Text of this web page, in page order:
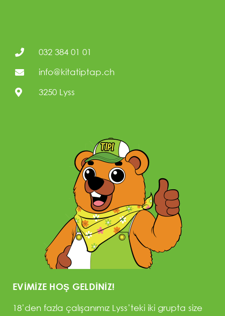
032 384 01 01
info@kitatiptap.ch
3250 Lyss
EVIMIZE HOŞ GELDINIZ!
18’den fazla çalışanımız Lyss’teki iki grupta size